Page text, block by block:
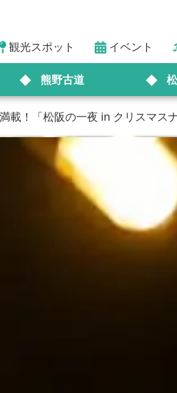
観光スポット イベント
熊野古道
載！「松阪の一夜 in クリスマ